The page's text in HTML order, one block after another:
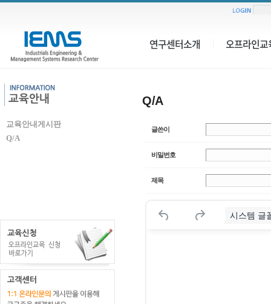
연구센터소개 오프라인교
글쓴이
비밀번호
제목
시스템 글
Q/A
교육안내게시판
Q/A